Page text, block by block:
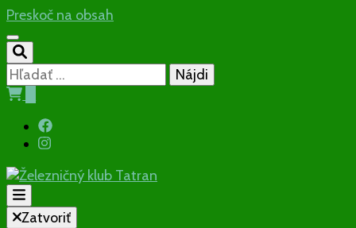
Preskoč na obsah
Hľadať:
Občianske združenie
Zatvoriť